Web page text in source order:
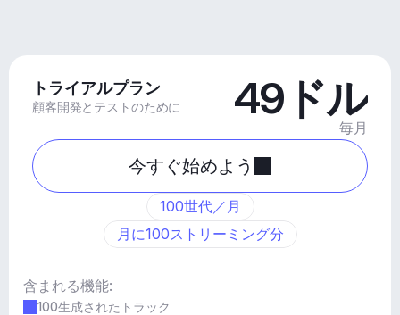
トライアルプラン
顧客開発とテストのために 49ドル
毎月
今すぐ始めよう
100世代／月
月に100ストリーミング分
含まれる機能:
100生成されたトラック